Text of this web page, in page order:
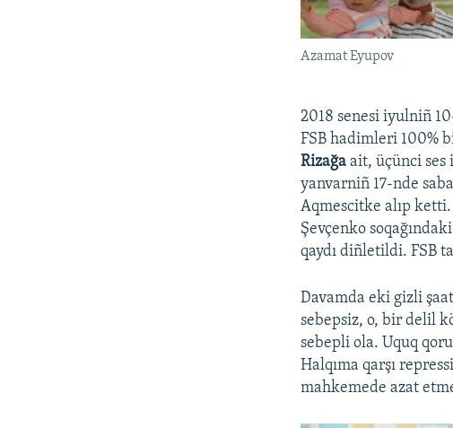
Azamat Eyupov
2018 senesi iyulniñ
FSB hadimleri 100%
Rizağaait, üçünci ses
yanvarniñ 17-nde
Aqmescitke alıp
Şevçenko
qaydı diñletildi. FSB
Davamda eki gizli
sebepsiz, o, bir delil
sebepli ola. Uquq
Halqıma qarşı
mahkemede azat